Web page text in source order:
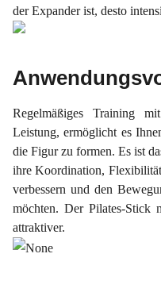
der Expander ist, desto
Regelmäßiges Training
Leistung, ermöglicht es
die Figur zu formen. Es ist
ihre Koordination,
verbessern und den
möchten. Der Pilates-Stick
attraktiver.